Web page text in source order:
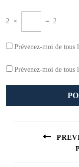
2 × = 2
Prévenez-moi de tous
Prévenez-moi de tous